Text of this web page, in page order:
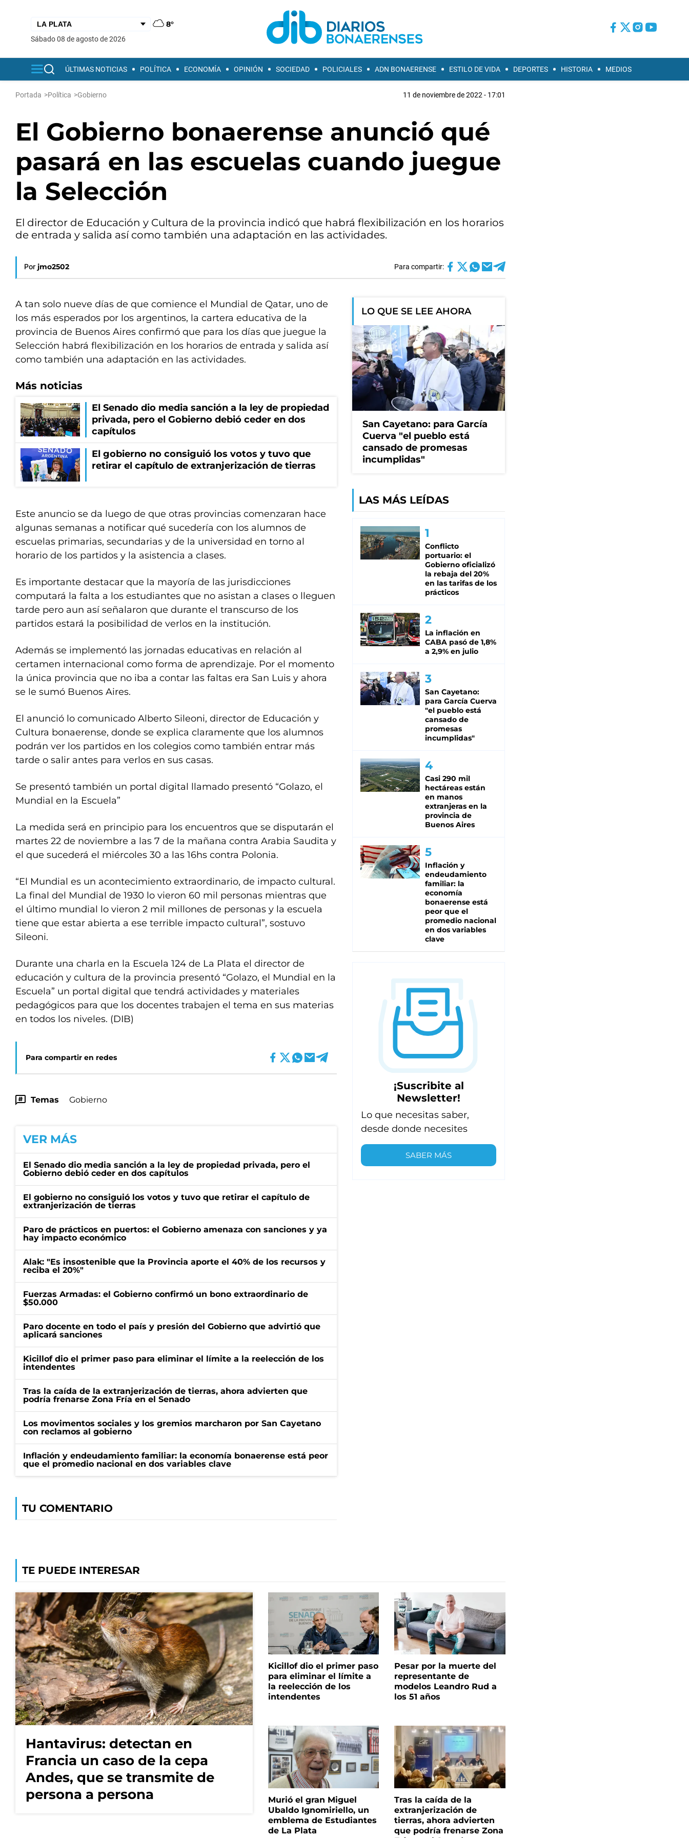
8°
sábado 08 de agosto de 2026
ÚLTIMAS NOTICIAS POLÍTICA ECONOMÍA OPINIÓN SOCIEDAD POLICIALES ADN BONAERENSE ESTILO DE VIDA DEPORTES HISTORIA MEDIOS
Portada >Política >Gobierno 11 de noviembre de 2022 - 17:01
El Gobierno bonaerense anunció qué
pasará en las escuelas cuando juegue
la Selección
El director de Educación y Cultura de la provincia indicó que habrá flexibilización en los horarios
de entrada y salida así como también una adaptación en las actividades.
Por jmo2502 Para compartir:
A tan solo nueve días de que comience el Mundial de Qatar, uno de
los más esperados por los argentinos, la cartera educativa de la
provincia de Buenos Aires confirmó que para los días que juegue la
Selección habrá flexibilización en los horarios de entrada y salida así
como también una adaptación en las actividades.
Más noticias
El Senado dio media sanción a la ley de propiedad
privada, pero el Gobierno debió ceder en dos
capítulos
El gobierno no consiguió los votos y tuvo que
retirar el capítulo de extranjerización de tierras
Este anuncio se da luego de que otras provincias comenzaran hace
algunas semanas a notificar qué sucedería con los alumnos de
escuelas primarias, secundarias y de la universidad en torno al
horario de los partidos y la asistencia a clases.
Es importante destacar que la mayoría de las jurisdicciones
computará la falta a los estudiantes que no asistan a clases o lleguen
tarde pero aun así señalaron que durante el transcurso de los
partidos estará la posibilidad de verlos en la institución.
Además se implementó las jornadas educativas en relación al
certamen internacional como forma de aprendizaje. Por el momento
la única provincia que no iba a contar las faltas era San Luis y ahora
se le sumó Buenos Aires.
El anunció lo comunicado Alberto Sileoni, director de Educación y
Cultura bonaerense, donde se explica claramente que los alumnos
podrán ver los partidos en los colegios como también entrar más
tarde o salir antes para verlos en sus casas.
Se presentó también un portal digital llamado presentó “Golazo, el
Mundial en la Escuela”
La medida será en principio para los encuentros que se disputarán el
martes 22 de noviembre a las 7 de la mañana contra Arabia Saudita y
el que sucederá el miércoles 30 a las 16hs contra Polonia.
“El Mundial es un acontecimiento extraordinario, de impacto cultural.
La final del Mundial de 1930 lo vieron 60 mil personas mientras que
el último mundial lo vieron 2 mil millones de personas y la escuela
tiene que estar abierta a ese terrible impacto cultural”, sostuvo
Sileoni.
Durante una charla en la Escuela 124 de La Plata el director de
educación y cultura de la provincia presentó “Golazo, el Mundial en la
Escuela” un portal digital que tendrá actividades y materiales
pedagógicos para que los docentes trabajen el tema en sus materias
en todos los niveles. (DIB)
Para compartir en redes
Temas Gobierno
VER MÁS
El Senado dio media sanción a la ley de propiedad privada, pero el
Gobierno debió ceder en dos capítulos
El gobierno no consiguió los votos y tuvo que retirar el capítulo de
extranjerización de tierras
Paro de prácticos en puertos: el Gobierno amenaza con sanciones y ya
hay impacto económico
Alak: "Es insostenible que la Provincia aporte el 40% de los recursos y
reciba el 20%"
Fuerzas Armadas: el Gobierno confirmó un bono extraordinario de
$50.000
Paro docente en todo el país y presión del Gobierno que advirtió que
aplicará sanciones
Kicillof dio el primer paso para eliminar el límite a la reelección de los
intendentes
Tras la caída de la extranjerización de tierras, ahora advierten que
podría frenarse Zona Fría en el Senado
Los movimentos sociales y los gremios marcharon por San Cayetano
con reclamos al gobierno
Inflación y endeudamiento familiar: la economía bonaerense está peor
que el promedio nacional en dos variables clave
TU COMENTARIO
LO QUE SE LEE AHORA
San Cayetano: para García
Cuerva "el pueblo está
cansado de promesas
incumplidas"
LAS MÁS LEÍDAS
Conflicto
portuario: el
Gobierno oficializó
la rebaja del 20%
en las tarifas de los
prácticos
La inflación en
CABA pasó de 1,8%
a 2,9% en julio
San Cayetano:
para García Cuerva
"el pueblo está
cansado de
promesas
incumplidas"
Casi 290 mil
hectáreas están
en manos
extranjeras en la
provincia de
Buenos Aires
Inflación y
endeudamiento
familiar: la
economía
bonaerense está
peor que el
promedio nacional
en dos variables
clave
¡Suscribite al
Newsletter!
Lo que necesitas saber,
desde donde necesites
SABER MÁS
TE PUEDE INTERESAR
Hantavirus: detectan en
Francia un caso de la cepa
Andes, que se transmite de
persona a persona
Kicillof dio el primer paso
para eliminar el límite a
la reelección de los
intendentes
Pesar por la muerte del
representante de
modelos Leandro Rud a
los 51 años
Murió el gran Miguel
Ubaldo Ignomiriello, un
emblema de Estudiantes
de La Plata
Tras la caída de la
extranjerización de
tierras, ahora advierten
que podría frenarse Zona